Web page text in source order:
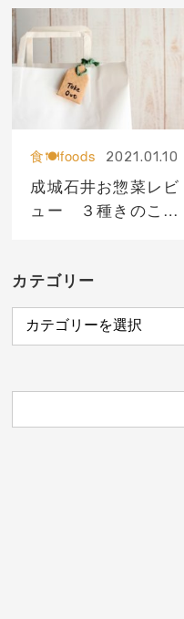
芋のサラダ
食🍽foods 2021.01.10
成城石井お惣菜レビ
ュー ３種きのこと
カテゴリー